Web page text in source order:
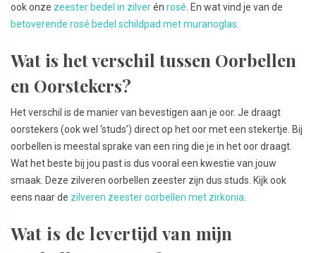
ook onze zeester bedel in zilverén rosé . En wat vind je van de
betoverende rosé bedel schildpad met muranoglas
Wat is het verschil tussen Oorbellen
en Oorstekers?
Het verschil is de manier van bevestigen aan je oor. Je draagt
oorstekers (ook wel ‘studs’) direct op het oor met een stekertje. Bij
oorbellen is meestal sprake van een ring die je in het oor draagt.
Wat het beste bij jou past is dus vooral een kwestie van jouw
smaak. Deze zilveren oorbellen zeester zijn dus studs. Kijk ook
eens naar de zilveren zeester oorbellen met zirkonia
Wat is de levertijd van mijn